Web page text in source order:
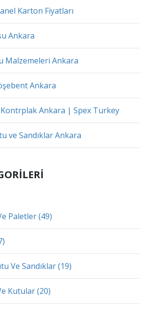
Karton Fiyatları
Ankara
Malzemeleri Ankara
Ankara
Ankara | Spex Turkey
ve Sandıklar Ankara
Paletler (49)
Ve Sandıklar (19)
Kutular (20)